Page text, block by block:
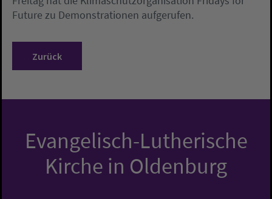
Future zu Demonstrationen aufgerufen.
Zurück
Evangelisch-Lutherische
Kirche in Oldenburg